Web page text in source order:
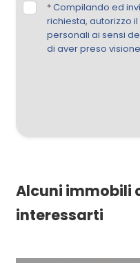
*Compilando ed
richiesta, autorizzo
personali ai sensi
di aver preso
Alcuni immobili
interessarti